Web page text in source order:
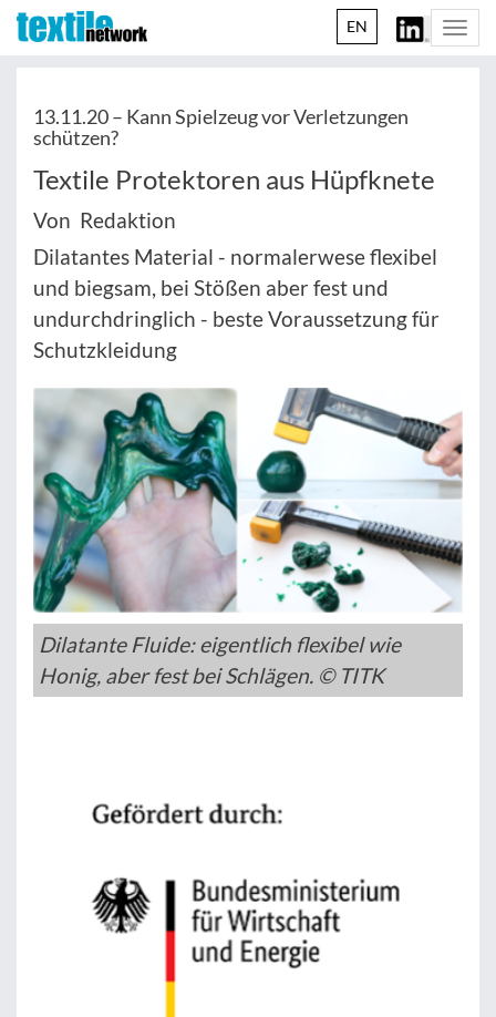
EN
13.11.20 – Kann Spielzeug vor Verletzungen
schützen?
Textile Protektoren aus Hüpfknete
Von Redaktion
Dilatantes Material - normalerwese flexibel
und biegsam, bei Stößen aber fest und
undurchdringlich - beste Voraussetzung für
Schutzkleidung
Dilatante Fluide: eigentlich flexibel wie
Honig, aber fest bei Schlägen. © TITK